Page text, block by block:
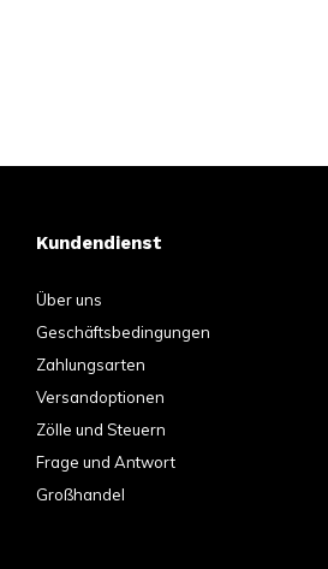
Kundendienst
Über uns
Geschäftsbedingungen
Zahlungsarten
Versandoptionen
Zölle und Steuern
Frage und Antwort
Großhandel